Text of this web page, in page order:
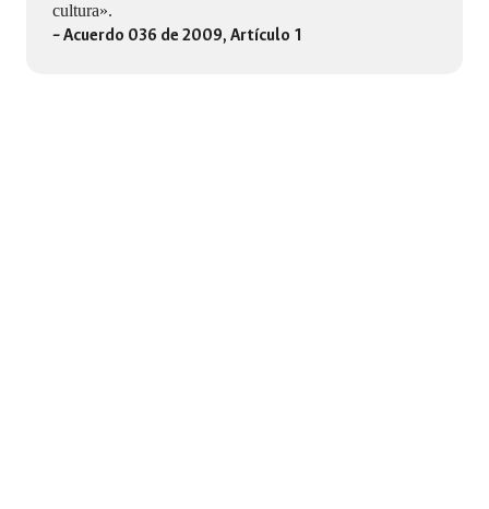
cultura».
– Acuerdo 036 de 2009, Artículo 1